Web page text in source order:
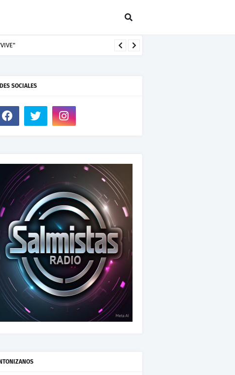
SOCIALES